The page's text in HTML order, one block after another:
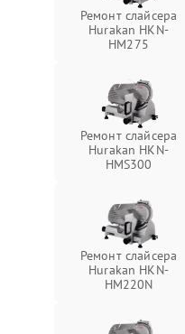
Ремонт слайсера
Hurakan HKN-
HM275
Ремонт слайсера
Hurakan HKN-
HMS300
Ремонт слайсера
Hurakan HKN-
HM220N